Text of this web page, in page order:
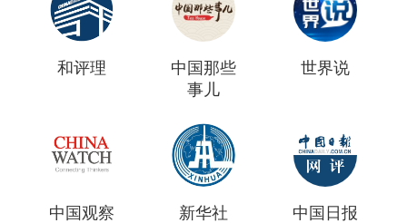
和评理
中国那些
事儿
世界说
中国观察 新华社
中国日报